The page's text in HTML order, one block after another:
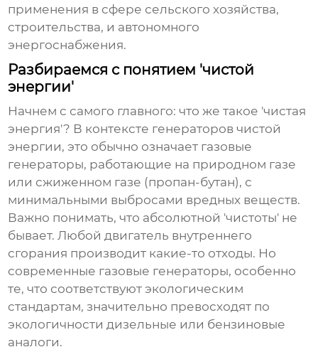
применения в сфере сельского хозяйства,
строительства, и автономного
энергоснабжения.
Разбираемся с понятием 'чистой
энергии'
Начнем с самого главного: что же такое 'чистая
энергия'? В контексте генераторов чистой
энергии, это обычно означает газовые
генераторы, работающие на природном газе
или сжиженном газе (пропан-бутан), с
минимальными выбросами вредных веществ.
Важно понимать, что абсолютной 'чистоты' не
бывает. Любой двигатель внутреннего
сгорания производит какие-то отходы. Но
современные газовые генераторы, особенно
те, что соответствуют экологическим
стандартам, значительно превосходят по
экологичности дизельные или бензиновые
аналоги.